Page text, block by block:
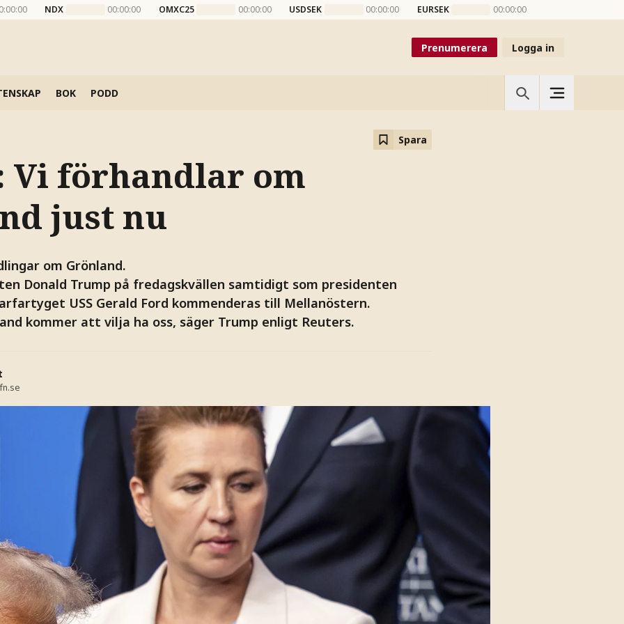
NDX 00:00:00 OMXC25 00:00:00 USDSEK 00:00:00 EURSEK 00:00:00
Prenumerera Logga in
BOK PODD
Spara
Vi förhandlar om
just nu
om Grönland.
Donald Trump på fredagskvällen samtidigt som presidenten
USS Gerald Ford kommenderas till Mellanöstern.
kommer att vilja ha oss, säger Trump enligt Reuters.